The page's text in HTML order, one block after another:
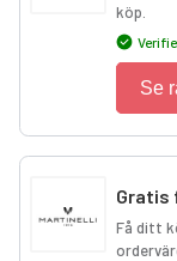
köp.
Se
Gratis
Få ditt